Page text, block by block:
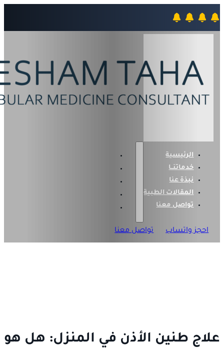
الرئيسية
خدماتنــا
نبذة عنا
المقالات الطبية
تواصل معنا
احجز واتساب تواصل معنا
علاج طنين الأذن في المنزل: هل هو